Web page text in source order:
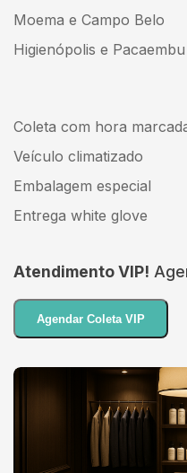
Moema e Campo Belo
Higienópolis e Pacaembu
Coleta com hora
Veículo climatizado
Embalagem especial
Entrega white glove
Atendimento VIP!
Agendar Coleta VIP